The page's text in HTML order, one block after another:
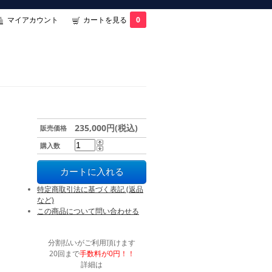
マイアカウント カートを見る 0
販売価格 235,000円(税込)
購入数
特定商取引法に基づく表記 (返品
など)
この商品について問い合わせる
分割払いがご利用頂けます
20回まで手数料が0円！！
詳細は